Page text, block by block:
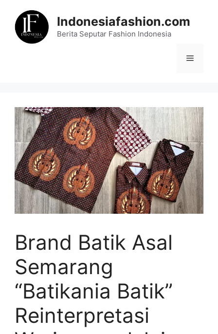
content
Indonesiafashion.com
Berita Seputar Fashion Indonesia
Menu
Brand Batik Asal
Semarang
“Batikania Batik”
Reinterpretasi